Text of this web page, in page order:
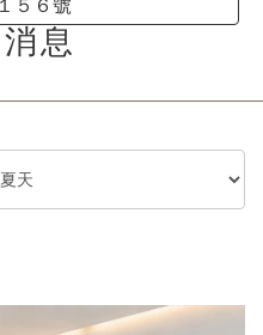
息